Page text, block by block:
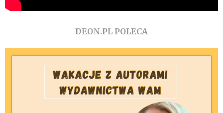
DEON.PL POLECA